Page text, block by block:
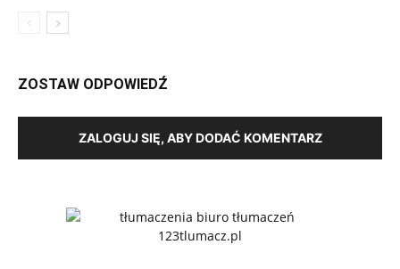
ZOSTAW ODPOWIEDŹ
ZALOGUJ SIĘ, ABY DODAĆ KOMENTARZ